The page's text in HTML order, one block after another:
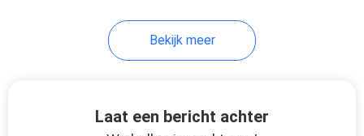
de verspreider van
Bekijk meer
Laat een bericht achter